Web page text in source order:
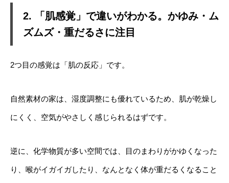
2. 「肌感覚」で違いがわかる。かゆみ・ム
ズムズ・重だるさに注目
2つ目の感覚は「肌の反応」です。
自然素材の家は、湿度調整にも優れているため、肌が乾燥し
にくく、空気がやさしく感じられるはずです。
逆に、化学物質が多い空間では、目のまわりがかゆくなった
り、喉がイガイガしたり、なんとなく体が重だるくなること